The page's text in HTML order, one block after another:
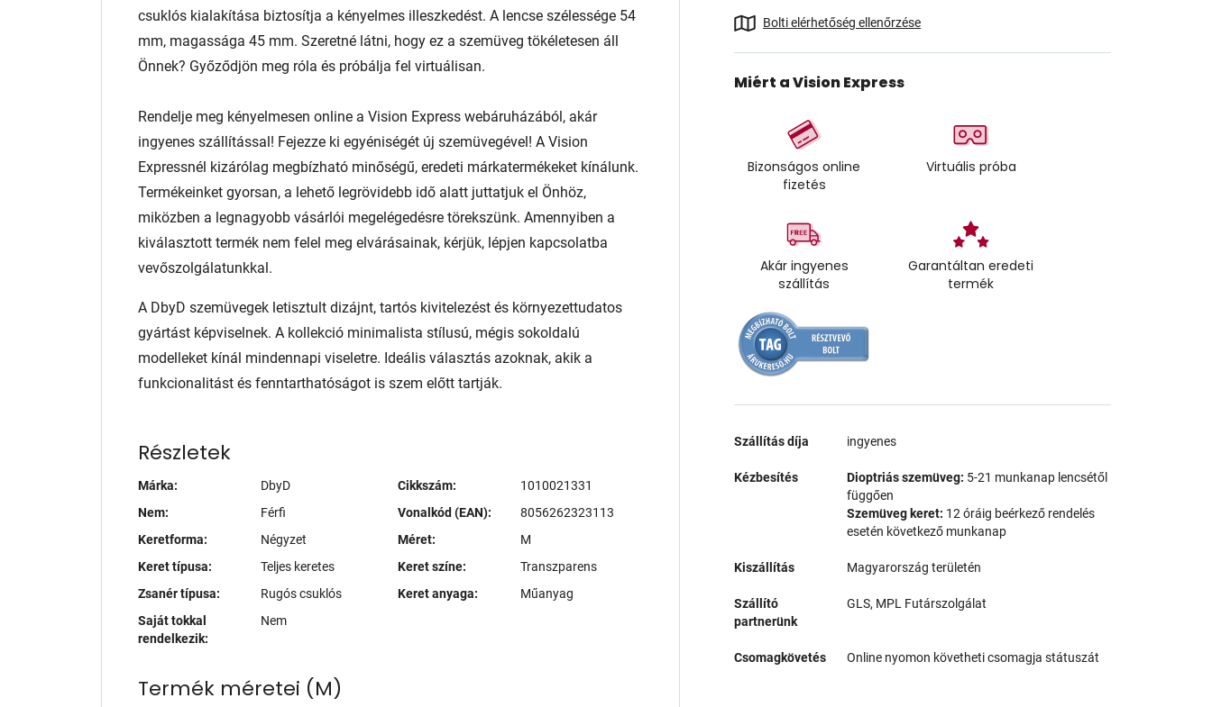
csuklós kialakítása biztosítja a kényelmes illeszkedést. A lencse szélessége 54
mm, magassága 45 mm. Szeretné látni, hogy ez a szemüveg tökéletesen áll
Önnek? Győződjön meg róla és próbálja fel virtuálisan.
Rendelje meg kényelmesen online a Vision Express webáruházából, akár
ingyenes szállítással! Fejezze ki egyéniségét új szemüvegével! A Vision
Expressnél kizárólag megbízható minőségű, eredeti márkatermékeket kínálunk.
Termékeinket gyorsan, a lehető legrövidebb idő alatt juttatjuk el Önhöz,
miközben a legnagyobb vásárlói megelégedésre törekszünk. Amennyiben a
kiválasztott termék nem felel meg elvárásainak, kérjük, lépjen kapcsolatba
vevőszolgálatunkkal.
A DbyD szemüvegek letisztult dizájnt, tartós kivitelezést és környezettudatos
gyártást képviselnek. A kollekció minimalista stílusú, mégis sokoldalú
modelleket kínál mindennapi viseletre. Ideális választás azoknak, akik a
funkcionalitást és fenntarthatóságot is szem előtt tartják.
Részletek
Márka:
DbyD
Nem:
Férfi
Keretforma:
Négyzet
Keret típusa:
Teljes keretes
Zsanér típusa:
Rugós csuklós
Saját tokkal
rendelkezik:
Nem
Cikkszám:
1010021331
Vonalkód (EAN):
8056262323113
Méret:
M
Keret színe:
Transzparens
Keret anyaga:
Műanyag
Termék méretei (M)
Bolti elérhetőség ellenőrzése
Miért a Vision Express
Bizonságos online
fizetés
Virtuális próba
Akár ingyenes
szállítás
Garantáltan eredeti
termék
Szállítás díja ingyenes
Kézbesítés Dioptriás szemüveg: 5-21 munkanap lencsétől
függően
Szemüveg keret: 12 óráig beérkező rendelés
esetén következő munkanap
Kiszállítás Magyarország területén
Szállító
partnerünk
GLS, MPL Futárszolgálat
Csomagkövetés Online nyomon követheti csomagja státuszát